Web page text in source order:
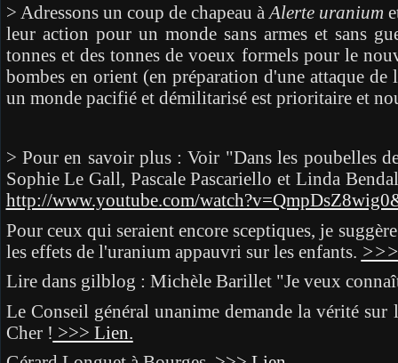
> Adressons un coup de chapeau à Alerte uranium
leur action pour un monde sans armes et sans
tonnes et des tonnes de voeux formels pour le
bombes en orient (en préparation d'une attaque
un monde pacifié et démilitarisé est prioritaire et
> Pour en savoir plus : Voir "Dans les poubelles
Sophie Le Gall, Pascale Pascariello et Linda
http://www.youtube.com/
Pour ceux qui seraient encore sceptiques, je
les effets de l'uranium appauvri sur les enfants.
Lire dans gilblog : Michèle Barillet "Je veux
Le Conseil général unanime demande la vérité
Cher ! >>> Lien.